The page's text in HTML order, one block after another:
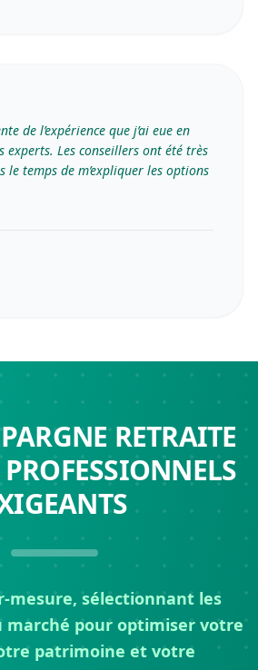
de l’expérience que j’ai eue en
Les conseillers ont été très
temps de m’expliquer les options
RETRAITE
mesure, sélectionnant les
marché pour optimiser votre
patrimoine et votre